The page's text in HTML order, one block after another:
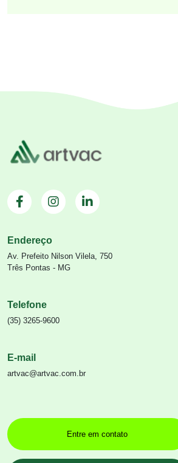
Endereço
Av. Prefeito Nilson Vilela, 750
Três Pontas - MG
Telefone
(35) 3265-9600
E-mail
artvac@artvac.com.br
Entre em contato